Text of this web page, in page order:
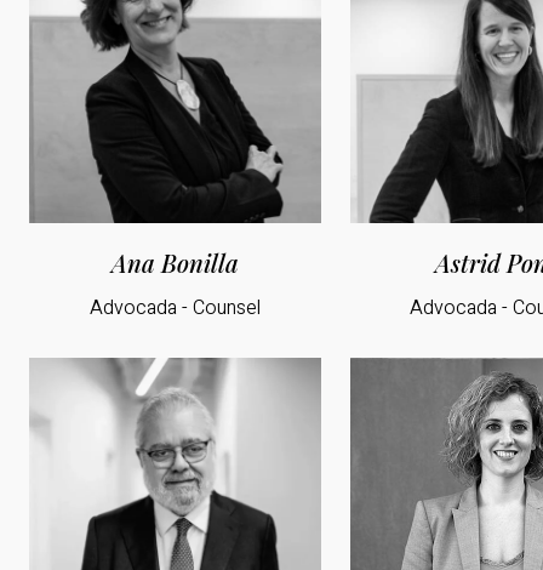
Ana Bonilla
Advocada - Counsel
Astrid
Advocada -